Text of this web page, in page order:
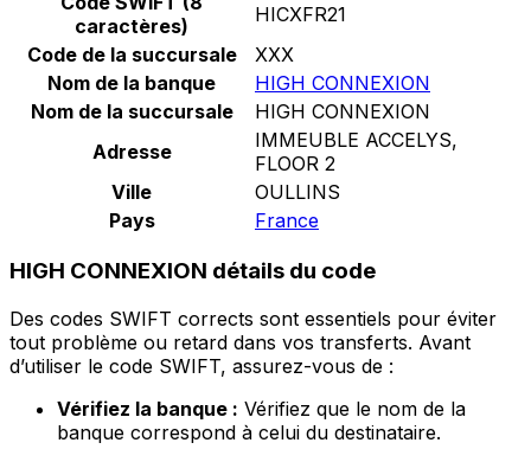
caractères)
HICXFR21
Code de la succursale
XXX
Nom de la banque
HIGH CONNEXION
Nom de la succursale
HIGH CONNEXION
Adresse
IMMEUBLE ACCELYS,
FLOOR 2
Ville
OULLINS
Pays
France
HIGH CONNEXION détails du code
Des codes SWIFT corrects sont essentiels pour éviter
tout problème ou retard dans vos transferts. Avant
d’utiliser le code SWIFT, assurez-vous de :
Vérifiez la banque : Vérifiez que le nom de la
banque correspond à celui du destinataire.